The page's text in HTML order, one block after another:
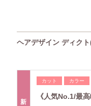
ヘアデザイン ディク
新
カット カラー
《人気No.1/最